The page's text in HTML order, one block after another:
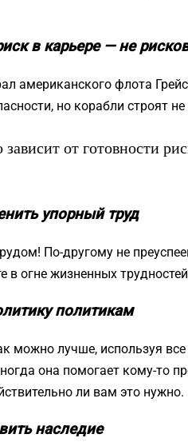
в карьере — не
американского флота
но корабли строят не
от готовности
упорный труд
По-другому не
в огне жизненных
политикам
можно лучше, используя все
она помогает кому-то
ли вам это нужно.
наследие